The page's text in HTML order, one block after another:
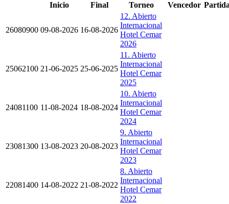
Inicio Final Torneo Vencedor
26080900 09-08-2026 16-08-2026
12. Abierto
Internacional
Hotel Cemar
2026
25062100 21-06-2025 25-06-2025
11. Abierto
Internacional
Hotel Cemar
2025
24081100 11-08-2024 18-08-2024
10. Abierto
Internacional
Hotel Cemar
2024
23081300 13-08-2023 20-08-2023
9. Abierto
Internacional
Hotel Cemar
2023
22081400 14-08-2022 21-08-2022
8. Abierto
Internacional
Hotel Cemar
2022